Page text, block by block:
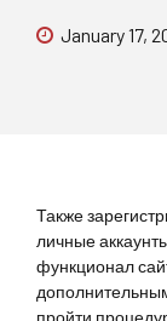
January 17,
Также
личные
функционал
пройти